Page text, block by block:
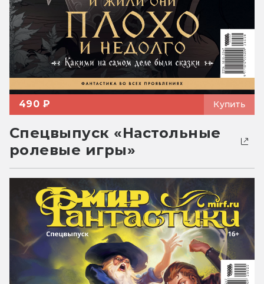
490 ₽ Купить
Спецвыпуск «Настольные
ролевые игры»